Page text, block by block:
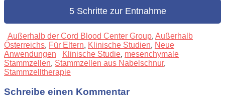
5 Schritte zur Entnahme
Außerhalb der Cord Blood Center Group, Außerhalb
Österreichs, Für Eltern, Klinische Studien, Neue
Anwendungen
Klinische Studie, mesenchymale
Stammzellen, Stammzellen aus Nabelschnur,
Stammzelltherapie
Schreibe einen Kommentar